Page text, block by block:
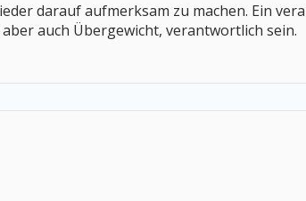
darauf aufmerksam zu machen. Ein
auch Übergewicht, verantwortlich sein.